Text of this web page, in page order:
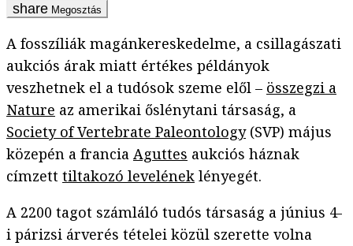
Megosztás
A fosszíliák magánkereskedelme, a csillagászati
aukciós árak miatt értékes példányok
veszhetnek el a tudósok szeme elől – összegzi a
Nature az amerikai őslénytani társaság, a
Society of Vertebrate Paleontology(SVP) május
közepén a francia Aguttes aukciós háznak
címzett tiltakozó levelének lényegét.
A 2200 tagot számláló tudós társaság a június 4-
i párizsi árverés tételei közül szerette volna